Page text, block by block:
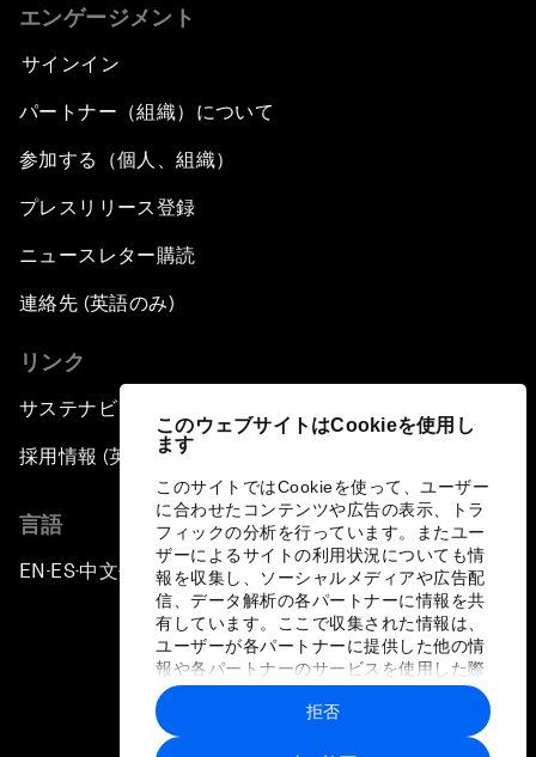
このウェブサイトはCookieを使用し
ます
このサイトではCookieを使って、ユーザー
に合わせたコンテンツや広告の表示、トラ
フィックの分析を行っています。またユー
ザーによるサイトの利用状況についても情
報を収集し、ソーシャルメディアや広告配
信、データ解析の各パートナーに情報を共
有しています。ここで収集された情報は、
ユーザーが各パートナーに提供した他の情
報や各パートナーのサービスを使用した際
に収集された情報と組み合わされ、各パー
トナーによって使用されることがありま
す。
拒否
エンゲージメント
サインイン
パートナー（組織）について
参加する（個人、組織）
プレスリリース登録
ニュースレター購読
連絡先 (英語のみ)
リンク
サステナビリティへの取り組み
採用情報 (英語のみ)
言語
EN ▪ ES▪中文▪ 日本語
プライバシーポリシーと利用規約